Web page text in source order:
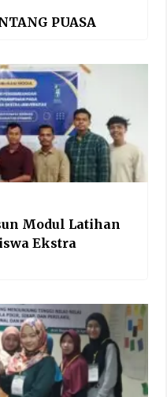
PUASA
Modul Latihan
Ekstra